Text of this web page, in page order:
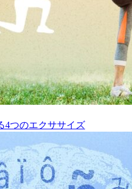
つのエクササイズ